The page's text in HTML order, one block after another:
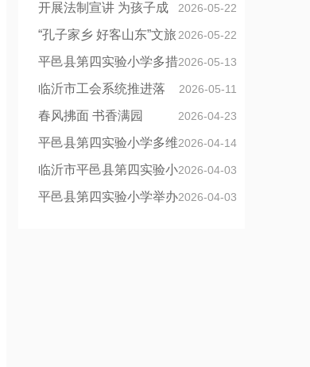
信息
鲁”宣传采风活动正式启动，六大媒
体首站走进临沭
2026-05-22
开展法制宣讲 为孩子成
长护航
2026-05-22
“孔子家乡 好客山东”文旅
推介会在香港特区举行
2026-05-13
平邑县第四实验小学多措
并举护航学生多维成长发展2026-05-11
临沂市工会系统推进落
实“双学双提双创”活动座谈会召开
2026-04-23
春风拂面 书香满园
2026-04-14
平邑县第四实验小学多维
发力涵养优良班风
2026-04-03
临沂市平邑县第四实验小
学开展清明祭扫主题活动2026-04-03
平邑县第四实验小学举办